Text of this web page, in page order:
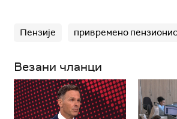
Пензије привремено
Везани чланци